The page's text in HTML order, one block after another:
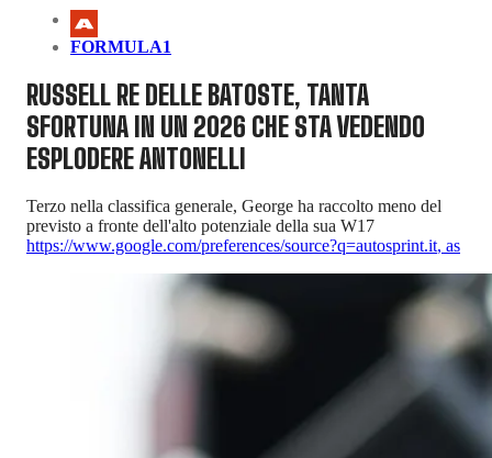
FORMULA1
RUSSELL RE DELLE BATOSTE, TANTA
SFORTUNA IN UN 2026 CHE STA VEDENDO
ESPLODERE ANTONELLI
Terzo nella classifica generale, George ha raccolto meno del
previsto a fronte dell'alto potenziale della sua W17
https://www.google.com/preferences/source?q=autosprint.it, as